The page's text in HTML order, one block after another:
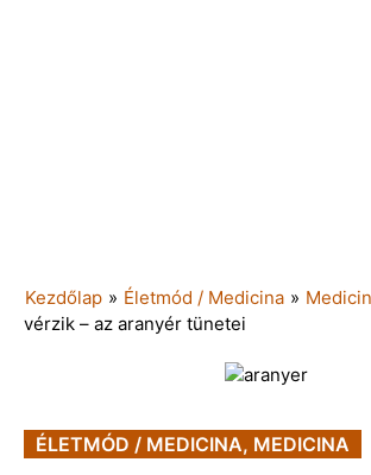
Kezdőlap » Életmód / Medicina »
vérzik – az aranyér tünetei
ÉLETMÓD / MEDICINA, MEDICINA